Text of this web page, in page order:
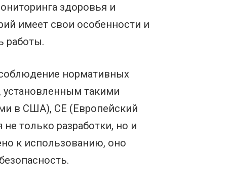
здоровья и
имеет свои особенности и
работы.
нормативных
такими
в США), CE (Европейский
только разработки, но и
к использованию, оно